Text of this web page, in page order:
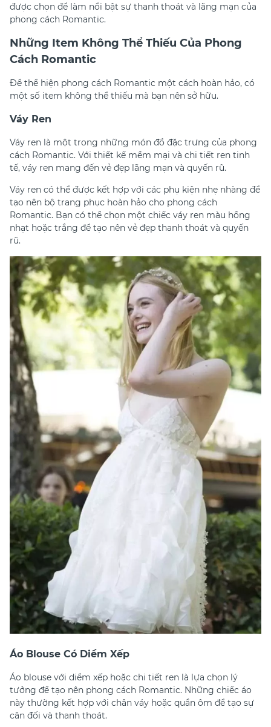
được chọn để làm nổi bật sự thanh thoát và lãng mạn của
phong cách Romantic.
Những Item Không Thể Thiếu Của Phong
Cách Romantic
Để thể hiện phong cách Romantic một cách hoàn hảo, có
một số item không thể thiếu mà bạn nên sở hữu.
Váy Ren
Váy ren là một trong những món đồ đặc trưng của phong
cách Romantic. Với thiết kế mềm mại và chi tiết ren tinh
tế, váy ren mang đến vẻ đẹp lãng mạn và quyến rũ.
Váy ren có thể được kết hợp với các phụ kiện nhẹ nhàng để
tạo nên bộ trang phục hoàn hảo cho phong cách
Romantic. Bạn có thể chọn một chiếc váy ren màu hồng
nhạt hoặc trắng để tạo nên vẻ đẹp thanh thoát và quyến
rũ.
Áo Blouse Có Diềm Xếp
Áo blouse với diềm xếp hoặc chi tiết ren là lựa chọn lý
tưởng để tạo nên phong cách Romantic. Những chiếc áo
này thường kết hợp với chân váy hoặc quần ôm để tạo sự
cân đối và thanh thoát.